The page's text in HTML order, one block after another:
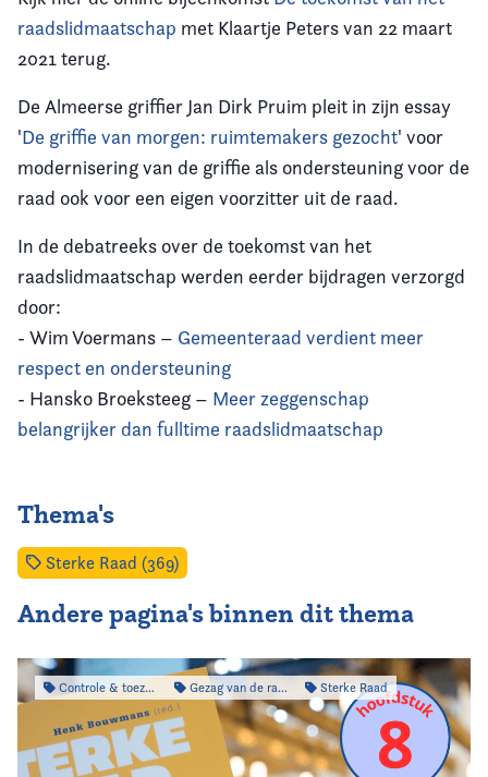
raadslidmaatschap met Klaartje Peters van 22 maart
2021 terug.
De Almeerse griffier Jan Dirk Pruim pleit in zijn essay
'De griffie van morgen: ruimtemakers gezocht' voor
modernisering van de griffie als ondersteuning voor de
raad ook voor een eigen voorzitter uit de raad.
In de debatreeks over de toekomst van het
raadslidmaatschap werden eerder bijdragen verzorgd
door:
- Wim Voermans – Gemeenteraad verdient meer
respect en ondersteuning
- Hansko Broeksteeg – Meer zeggenschap
belangrijker dan fulltime raadslidmaatschap
Thema's
Sterke Raad (369)
Andere pagina's binnen dit thema
Controle & toezicht Gezag van de raad Sterke Raad